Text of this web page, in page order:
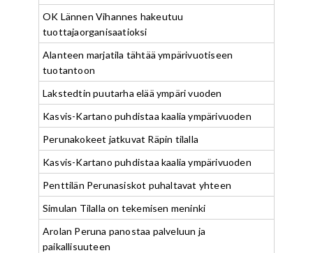
OK Lännen Vihannes hakeutuu
tuottajaorganisaatioksi
Alanteen marjatila tähtää ympärivuotiseen
tuotantoon
Lakstedtin puutarha elää ympäri vuoden
Kasvis-Kartano puhdistaa kaalia ympärivuoden
Perunakokeet jatkuvat Räpin tilalla
Kasvis-Kartano puhdistaa kaalia ympärivuoden
Penttilän Perunasiskot puhaltavat yhteen
Simulan Tilalla on tekemisen meninki
Arolan Peruna panostaa palveluun ja
paikallisuuteen